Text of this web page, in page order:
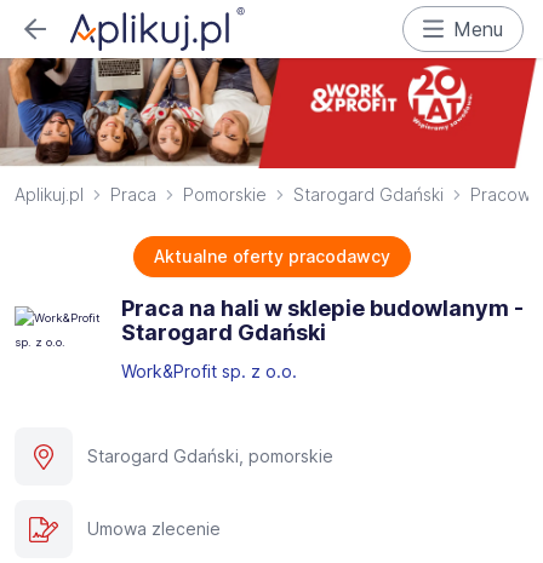
Menu
Aplikuj.pl Praca Pomorskie Starogard Gdański
Aktualne oferty pracodawcy
Praca na hali w sklepie budowlanym -
Starogard Gdański
Work&Profit sp. z o.o.
Starogard Gdański, pomorskie
Umowa zlecenie